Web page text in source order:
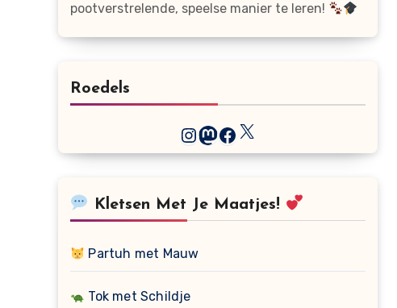
pootverstrelende, speelse manier te leren!
Roedels
Instagram
Mastodon
Facebook
X
Kletsen Met Je Maatjes!
Partuh met Mauw
Tok met Schildje